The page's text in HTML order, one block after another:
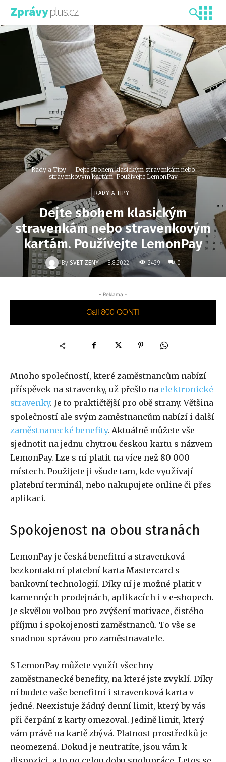
Zprávyplus.cz
Rady a Tipy
Dejte sbohem klasickým stravenkám nebo
stravenkovým kartám. Používejte LemonPay
RADY A TIPY
Dejte sbohem klasickým
stravenkám nebo stravenkovým
kartám. Používejte LemonPay
By SVET ZENY - 8.8.2022 2429 0
- Reklama -
Mnoho společností, které zaměstnancům nabízí
příspěvek na stravenky, už přešlo na elektronické
stravenky. Je to praktičtější pro obě strany. Většina
společností ale svým zaměstnancům nabízí i další
zaměstnanecké benefity. Aktuálně můžete vše
sjednotit na jednu chytrou českou kartu s názvem
LemonPay. Lze s ní platit na více než 80 000
místech. Použijete ji všude tam, kde využívají
platební terminál, nebo nakupujete online či přes
aplikaci.
Spokojenost na obou stranách
LemonPay je česká benefitní a stravenková
bezkontaktní platební karta Mastercard s
bankovní technologií. Díky ní je možné platit v
kamenných prodejnách, aplikacích i v e-shopech.
Je skvělou volbou pro zvýšení motivace, čistého
příjmu i spokojenosti zaměstnanců. To vše se
snadnou správou pro zaměstnavatele.
S LemonPay můžete využít všechny
zaměstnanecké benefity, na které jste zvyklí. Díky
ní budete vaše benefitní i stravenková karta v
jedné. Neexistuje žádný denní limit, který by vás
při čerpání z karty omezoval. Jedině limit, který
vám právě na kartě zbývá. Platnost prostředků je
neomezená. Dokud je neutratíte, jsou vám k